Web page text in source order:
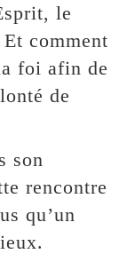
le
comment
foi afin de
de
son
rencontre
qu’un